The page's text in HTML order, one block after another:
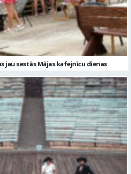
jau sestās Mājas kafejnīcu dienas